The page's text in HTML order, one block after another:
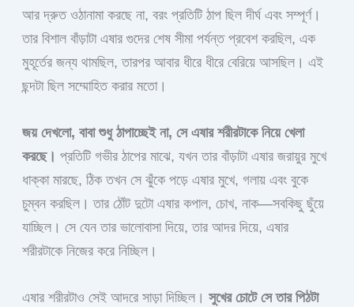
আর দ্রুত ওঠানামা করছে না, বরং প্রতিটি ঠাপ ছিল দীর্ঘ এবং সম্পূর্ণ।
তার বিশাল বাঁড়াটা এষার গুদের শেষ সীমা পর্যন্ত প্রবেশ করছিল, এক
মুহূর্তের জন্য থামছিল, তারপর আবার ধীরে ধীরে বেরিয়ে আসছিল। এই
ছন্দটা ছিল সম্মোহিত করার মতো।
জয় দেখলো, বাবা শুধু ঠাপাচ্ছেই না, সে এষার শরীরটাকে নিয়ে খেলা
করছে। প্রতিটি গভীর ঠাপের মাঝে, যখন তার বাঁড়াটা এষার জরায়ুর মুখে
ধাক্কা মারছে, ঠিক তখন সে ঝুঁকে পড়ে এষার মুখে, গলায় এবং বুকে
চুম্বন করছিল। তার ঠোঁট দুটো এষার কপাল, চোখ, নাক—সবকিছু ছুঁয়ে
যাচ্ছিল। সে যেন তার ভালোবাসা দিয়ে, তার আদর দিয়ে, এষার
শরীরটাকে নিজের করে নিচ্ছিল।
এষার শরীরটাও সেই আদরে সাড়া দিচ্ছিল। সুখের চোটে সে তার পিঠটা